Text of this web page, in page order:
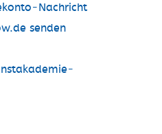
Nachricht
senden